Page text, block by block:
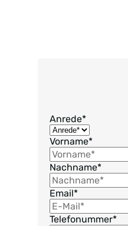
Anrede*
Vorname*
Nachname*
Email*
Telefonummer*